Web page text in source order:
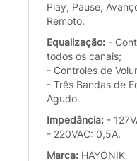
Play, Pause,
Remoto.
Equalização: -
todos os canais;
- Controles de
- Três Bandas de
Agudo.
Impedância: -
- 220VAC: 0,5A.
Marca: HAYONIK